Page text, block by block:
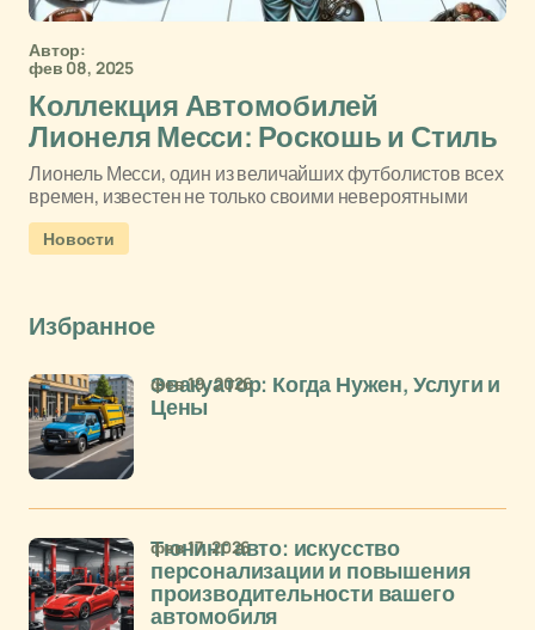
Автор:
фев 08, 2025
Коллекция Автомобилей
Лионеля Месси: Роскошь и Стиль
Лионель Месси, один из величайших футболистов всех
времен, известен не только своими невероятными
Новости
Избранное
Эвакуатор: Когда Нужен, Услуги и
Цены
фев 19, 2026
Тюнинг авто: искусство
персонализации и повышения
производительности вашего
автомобиля
фев 17, 2026